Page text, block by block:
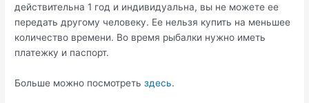
действительна 1 год и индивидуальна, вы не можете ее
передать другому человеку. Ее нельзя купить на меньшее
количество времени. Во время рыбалки нужно иметь
платежку и паспорт.
Больше можно посмотретьздесь.